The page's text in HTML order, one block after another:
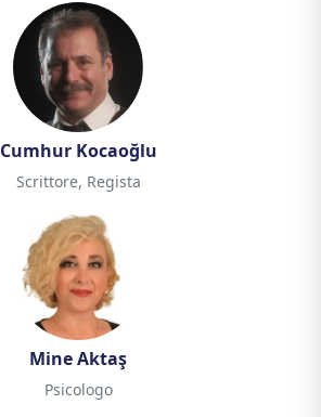
Cumhur Kocaoğlu
Scrittore, Regista
Mine Aktaş
Psicologo